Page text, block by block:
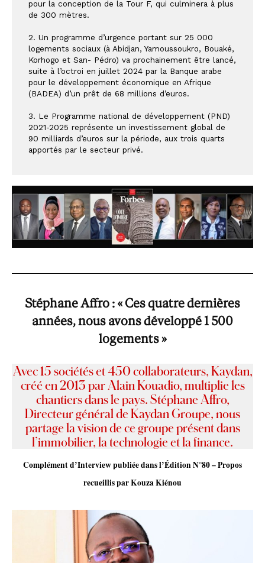
pour la conception de la Tour F, qui culminera à plus
de 300 mètres.
2. Un programme d’urgence portant sur 25 000
logements sociaux (à Abidjan, Yamoussoukro, Bouaké,
Korhogo et San- Pédro) va prochainement être lancé,
suite à l’octroi en juillet 2024 par la Banque arabe
pour le développement économique en Afrique
(BADEA) d’un prêt de 68 millions d’euros.
3. Le Programme national de développement (PND)
2021-2025 représente un investissement global de
90 milliards d’euros sur la période, aux trois quarts
apportés par le secteur privé.
Stéphane Affro : « Ces quatre dernières
années, nous avons développé 1 500
logements »
Avec 15 sociétés et 450 collaborateurs, Kaydan,
créé en 2013 par Alain Kouadio, multiplie les
chantiers dans le pays. Stéphane Affro,
Directeur général de Kaydan Groupe, nous
partage la vision de ce groupe présent dans
l’immobilier, la technologie et la finance.
Complément d’Interview publiée dans l’Édition N°80 –Propos
recueillis par Kouza Kiénou